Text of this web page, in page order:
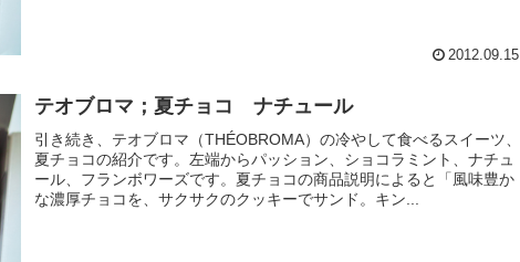
2012.09.15
テオブロマ；夏チョコ ナチュール
引き続き、テオブロマ（THÉOBROMA）の冷やして食べるスイーツ、
夏チョコの紹介です。左端からパッション、ショコラミント、ナチュ
ール、フランボワーズです。夏チョコの商品説明によると「風味豊か
な濃厚チョコを、サクサクのクッキーでサンド。キン...